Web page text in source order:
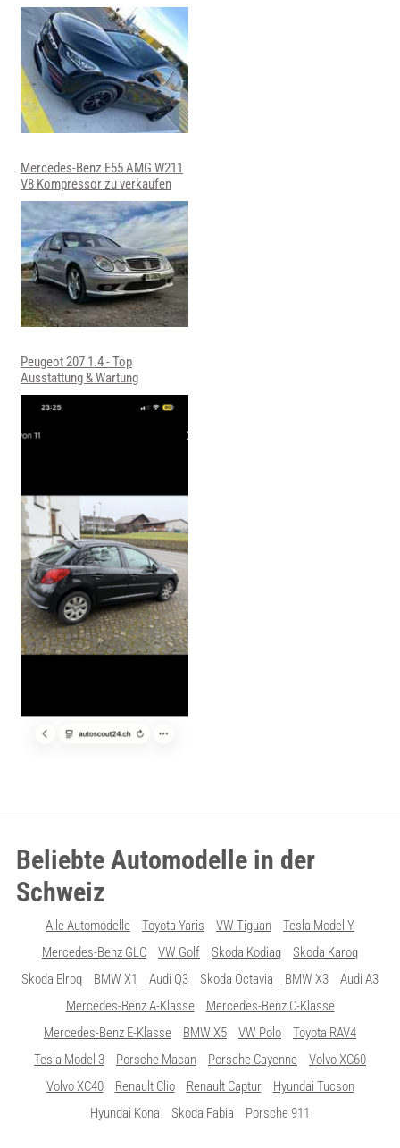
Mercedes-Benz E55 AMG W211
V8 Kompressor zu verkaufen
Peugeot 207 1.4 - Top
Ausstattung & Wartung
Beliebte Automodelle in der
Schweiz
Alle Automodelle Toyota Yaris VW Tiguan
Tesla Model Y
Mercedes-Benz GLC
VW Golf Skoda Kodiaq
Skoda Karoq
Skoda Elroq
BMW X1 Audi Q3 Skoda Octavia BMW X3
Audi A3
Mercedes-Benz A-Klasse
Mercedes-Benz C-Klasse
Mercedes-Benz E-Klasse
BMW X5 VW Polo
Toyota RAV4
Tesla Model 3
Porsche Macan Porsche Cayenne
Volvo XC60
Volvo XC40
Renault Clio Renault Captur
Hyundai Tucson
Hyundai Kona
Skoda Fabia Porsche 911